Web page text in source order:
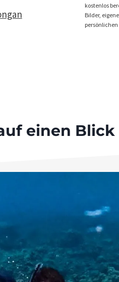
kostenlos
Bilder,
persönlichen
einen Blick